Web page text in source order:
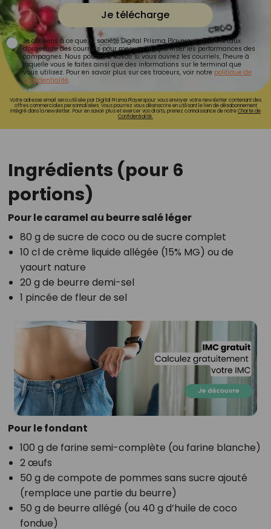
Je télécharge
Je consens à ce que la société Digital Prisma Players analyse le taux
d'ouverture des courriels pour mesurer et optimiser les performances des
campagnes. Nous pourrons savoir si vous ouvrez les courriels, l'heure à
laquelle vous le faites ainsi que des informations sur le terminal que
vous utilisez. Pour en savoir plus sur ces traceurs, voir notre politique de
confidentialité.
Votre adresse email sera utilisée par Digital Prisma Playerspour vous envoyer votre newsletter contenant des
offres commerciales personnalisées. Vous pourrez vous désinscrire en utilisant le lien de désabonnement
intégré dans la newsletter. Pour en savoir plus et exercer vos droits, prenez connaissance de notreCharte de
Confidentialité.
Ingrédients (pour 6
portions)
Pour le caramel au beurre salé léger
80 g de sucre de coco ou de sucre complet
10 cl de crème liquide allégée (15% MG) ou de
yaourt nature
20 g de beurre demi-sel
1 pincée de fleur de sel
Pour le fondant
100 g de farine semi-complète (ou farine blanche)
2 œufs
50 g de compote de pommes sans sucre ajouté
(remplace une partie du beurre)
50 g de beurre allégé (ou 40 g d’huile de coco
fondue)